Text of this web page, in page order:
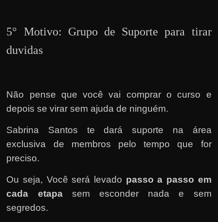
5° Motivo: Grupo de Suporte para tirar
duvidas
Não pense que você vai comprar o curso e
depois se virar sem ajuda de ninguém.
Sabrina Santos te dará suporte na área
exclusiva de membros pelo tempo que for
preciso.
Ou seja, Você será levado passo a passo em
cada etapa sem esconder nada e sem
segredos.